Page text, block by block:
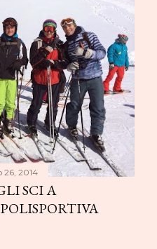
26, 2014
SCI A